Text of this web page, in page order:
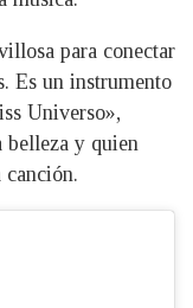
para conectar
Es un instrumento
Universo»,
belleza y quien
canción.